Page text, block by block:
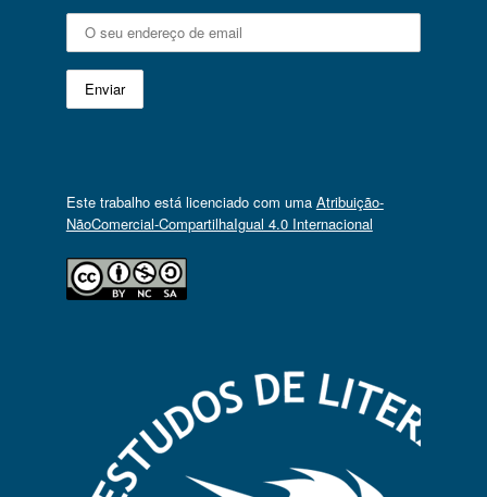
Este trabalho está licenciado com uma Atribuição-
NãoComercial-CompartilhaIgual 4.0 Internacional